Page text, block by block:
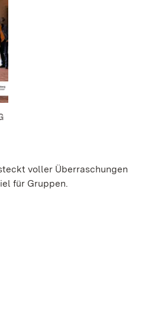
voller Überraschungen
für Gruppen.